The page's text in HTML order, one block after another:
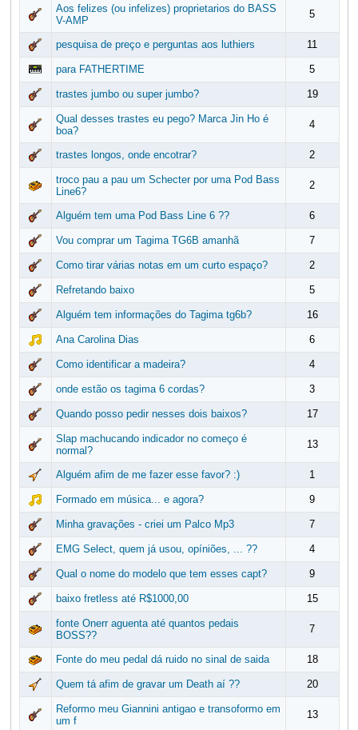
Aos felizes (ou infelizes) proprietarios do BASS
V-AMP
5
pesquisa de preço e perguntas aos luthiers 11
para FATHERTIME 5
trastes jumbo ou super jumbo? 19
Qual desses trastes eu pego? Marca Jin Ho é
boa?
4
trastes longos, onde encotrar? 2
troco pau a pau um Schecter por uma Pod Bass
Line6?
2
Alguém tem uma Pod Bass Line 6 ?? 6
Vou comprar um Tagima TG6B amanhã 7
Como tirar várias notas em um curto espaço? 2
Refretando baixo 5
Alguém tem informações do Tagima tg6b? 16
Ana Carolina Dias 6
Como identificar a madeira? 4
onde estão os tagima 6 cordas? 3
Quando posso pedir nesses dois baixos? 17
Slap machucando indicador no começo é
normal?
13
Alguém afim de me fazer esse favor? :) 1
Formado em música... e agora? 9
Minha gravações - criei um Palco Mp3 7
EMG Select, quem já usou, opíniões, ... ?? 4
Qual o nome do modelo que tem esses capt? 9
baixo fretless até R$1000,00 15
fonte Onerr aguenta até quantos pedais
BOSS??
7
Fonte do meu pedal dá ruido no sinal de saida 18
Quem tá afim de gravar um Death aí ?? 20
Reformo meu Giannini antigao e transoformo em
um f
13